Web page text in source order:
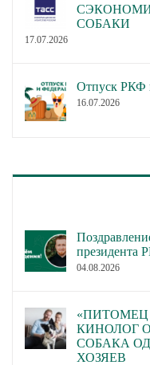
СОБАКИ
17.07.2026
Отпуск РКФ
16.07.2026
президента
04.08.2026
«ПИТОМЕЦ
КИНОЛОГ
СОБАКА
ХОЗЯЕВ